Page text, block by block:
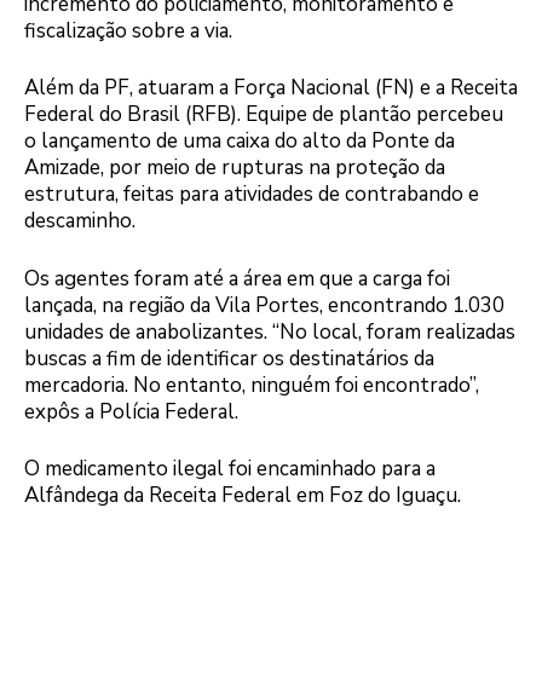
fiscalização sobre a via.
Além da PF, atuaram a Força Nacional (FN) e a Receita
Federal do Brasil (RFB). Equipe de plantão percebeu
o lançamento de uma caixa do alto da Ponte da
Amizade, por meio de rupturas na proteção da
estrutura, feitas para atividades de contrabando e
descaminho.
Os agentes foram até a área em que a carga foi
lançada, na região da Vila Portes, encontrando 1.030
unidades de anabolizantes. “No local, foram realizadas
buscas a fim de identificar os destinatários da
mercadoria. No entanto, ninguém foi encontrado”,
expôs a Polícia Federal.
O medicamento ilegal foi encaminhado para a
Alfândega da Receita Federal em Foz do Iguaçu.